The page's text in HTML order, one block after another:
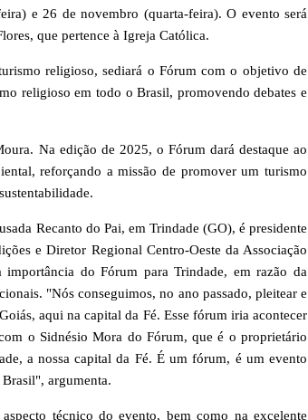
e 26 de novembro (quarta-feira). O evento será
que pertence à Igreja Católica.
religioso, sediará o Fórum com o objetivo de
religioso em todo o Brasil, promovendo debates e
Na edição de 2025, o Fórum dará destaque ao
reforçando a missão de promover um turismo
Recanto do Pai, em Trindade (GO), é presidente
e Diretor Regional Centro-Oeste da Associação
do Fórum para Trindade, em razão da
"Nós conseguimos, no ano passado, pleitear e
aqui na capital da Fé. Esse fórum iria acontecer
o Sidnésio Mora do Fórum, que é o proprietário
a nossa capital da Fé. É um fórum, é um evento
argumenta.
técnico do evento, bem como na excelente